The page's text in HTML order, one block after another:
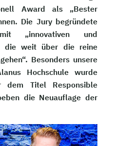
Award als „Bester
Die Jury begründete
„innovativen und
die weit über die reine
Besonders unsere
Hochschule wurde
dem Titel Responsible
die Neuauflage der